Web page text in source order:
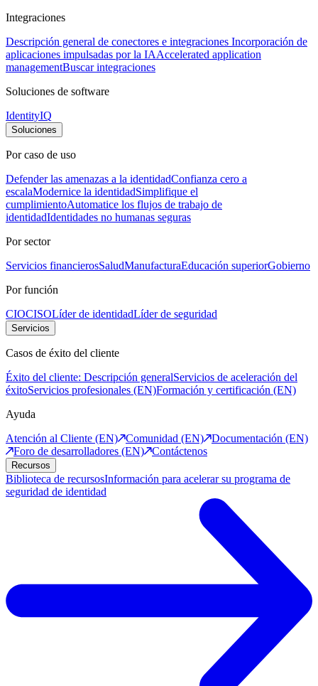
Integraciones
Descripción general de conectores e integraciones Incorporación de
aplicaciones impulsadas por la IAAccelerated application
managementBuscar integraciones
Soluciones de software
IdentityIQ
Soluciones
Por caso de uso
Defender las amenazas a la identidadConfianza cero a
escalaModernice la identidadSimplifique el
cumplimientoAutomatice los flujos de trabajo de
identidadIdentidades no humanas seguras
Por sector
Servicios financierosSaludManufacturaEducación superiorGobierno
Por función
CIOCISOLíder de identidadLíder de seguridad
Servicios
Casos de éxito del cliente
Éxito del cliente: Descripción generalServicios de aceleración del
éxitoServicios profesionales (EN)Formación y certificación (EN)
Ayuda
Atención al Cliente (EN)
Comunidad (EN)
Documentación (EN)
Foro de desarrolladores (EN)
Contáctenos
Recursos
Biblioteca de recursosInformación para acelerar su programa de
seguridad de identidad